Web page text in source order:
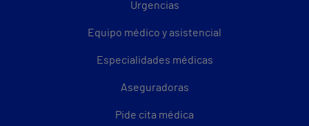
Urgencias
Equipo médico y asistencial
Especialidades médicas
Aseguradoras
Pide cita médica